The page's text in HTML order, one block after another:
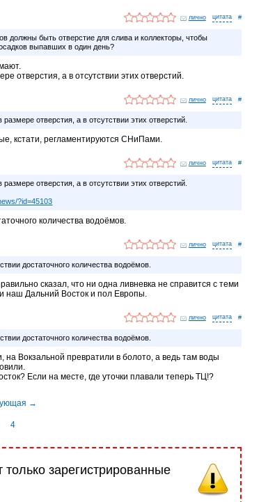
лично #
должны быть отверстие для слива и коллекторы, чтобы
выпавших в один день?
отверстия, а в отсутствии этих отверстий.
лично #
отверстия, а в отсутствии этих отверстий.
кстати, регламентируются СНиПами.
лично #
отверстия, а в отсутствии этих отверстий.
?id=45103
количества водоёмов.
лично #
достаточного количества водоёмов.
сказал, что ни одна ливневка не справится с теми
наш Дальний Восток и пол Европы.
лично #
достаточного количества водоёмов.
на Вокзальной превратили в болото, а ведь там воды
Если на месте, где уточки плавали теперь ТЦ!?
4
только зарегистрированные